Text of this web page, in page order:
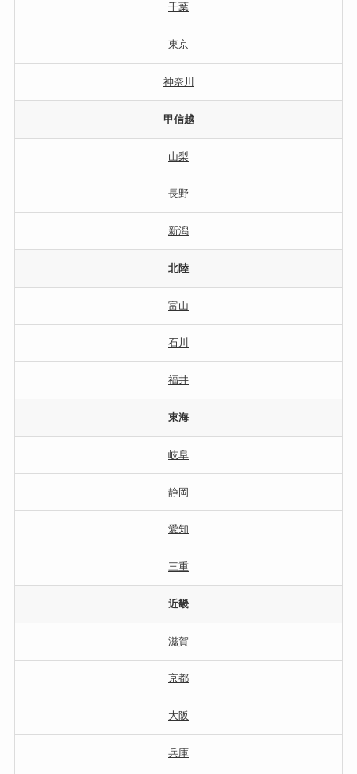
千葉
東京
神奈川
甲信越
山梨
長野
新潟
北陸
富山
石川
福井
東海
岐阜
静岡
愛知
三重
近畿
滋賀
京都
大阪
兵庫